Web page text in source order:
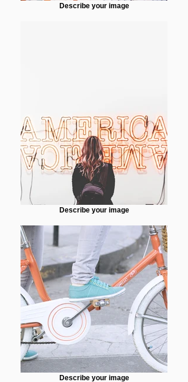
Describe your image
Describe your image
Describe your image